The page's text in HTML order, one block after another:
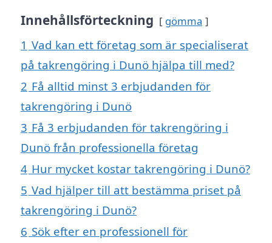
Innehållsförteckning gömma
1 Vad kan ett företag som är specialiserat
på takrengöring i Dunö hjälpa till med?
2 Få alltid minst 3 erbjudanden för
takrengöring i Dunö
3 Få 3 erbjudanden för takrengöring i
Dunö från professionella företag
4 Hur mycket kostar takrengöring i Dunö?
5 Vad hjälper till att bestämma priset på
takrengöring i Dunö?
6 Sök efter en professionell för